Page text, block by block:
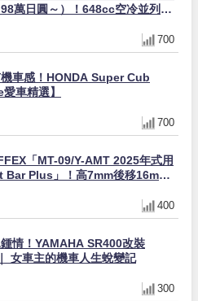
萬日圓～）！648cc空冷並列雙
700
機車感！HONDA Super Cub
車精選】
700
「MT-09/Y-AMT 2025年式用
Bar Plus」！高7mm後移16mm
400
情！YAMAHA SR400改裝
女車主的機車人生蛻變記
300